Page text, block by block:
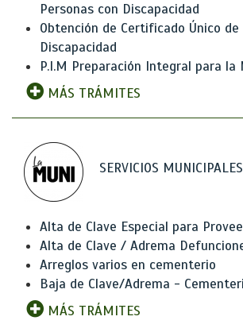
Personas con Discapacidad
Obtención de Certificado Único de
Discapacidad
P.I.M Preparación Integral para la
MÁS TRÁMITES
SERVICIOS MUNICIPALES
Alta de Clave Especial para
Alta de Clave / Adrema
Arreglos varios en cementerio
Baja de Clave/Adrema -
MÁS TRÁMITES